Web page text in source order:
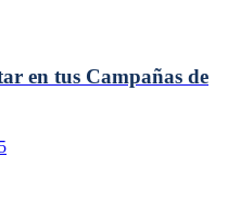
en tus Campañas de